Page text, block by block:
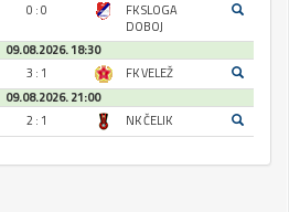
0 : 0
FK SLOGA
DOBOJ
09.08.2026. 18:30
3 : 1
FK VELEŽ
09.08.2026. 21:00
2 : 1 NK ČELIK